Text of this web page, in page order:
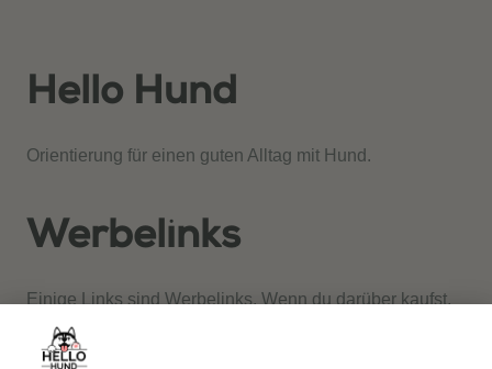
Hello Hund
Orientierung für einen guten Alltag mit Hund.
Werbelinks
Einige Links sind Werbelinks. Wenn du darüber kaufst,
erhalten wir gegebenenfalls eine Provision. Für dich
entstehen keine Mehrkosten.